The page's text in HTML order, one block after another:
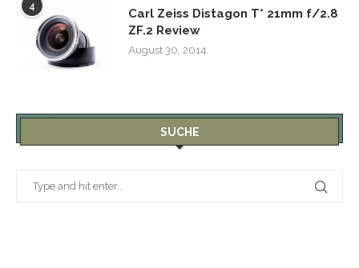
4
Carl Zeiss Distagon T* 21mm f/2.8
ZF.2 Review
August 30, 2014
SUCHE